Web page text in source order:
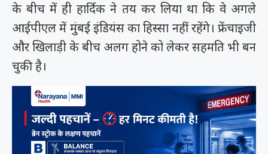
के बीच में ही हार्दिक ने तय कर लिया था कि वे अगले
आईपीएल में मुंबई इंडियंस का हिस्सा नहीं रहेंगे। फ्रेंचाइजी
और खिलाड़ी के बीच अलग होने को लेकर सहमति भी बन
चुकी है।